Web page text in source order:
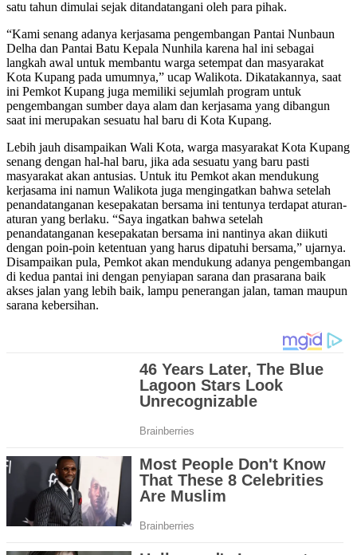
satu tahun dimulai sejak ditandatangani oleh para pihak.
“Kami senang adanya kerjasama pengembangan Pantai Nunbaun
Delha dan Pantai Batu Kepala Nunhila karena hal ini sebagai
langkah awal untuk membantu warga setempat dan masyarakat
Kota Kupang pada umumnya,” ucap Walikota. Dikatakannya, saat
ini Pemkot Kupang juga memiliki sejumlah program untuk
pengembangan sumber daya alam dan kerjasama yang dibangun
saat ini merupakan sesuatu hal baru di Kota Kupang.
Lebih jauh disampaikan Wali Kota, warga masyarakat Kota Kupang
senang dengan hal-hal baru, jika ada sesuatu yang baru pasti
masyarakat akan antusias. Untuk itu Pemkot akan mendukung
kerjasama ini namun Walikota juga mengingatkan bahwa setelah
penandatanganan kesepakatan bersama ini tentunya terdapat aturan-
aturan yang berlaku. “Saya ingatkan bahwa setelah
penandatanganan kesepakatan bersama ini nantinya akan diikuti
dengan poin-poin ketentuan yang harus dipatuhi bersama,” ujarnya.
Disampaikan pula, Pemkot akan mendukung adanya pengembangan
di kedua pantai ini dengan penyiapan sarana dan prasarana baik
akses jalan yang lebih baik, lampu penerangan jalan, taman maupun
sarana kebersihan.